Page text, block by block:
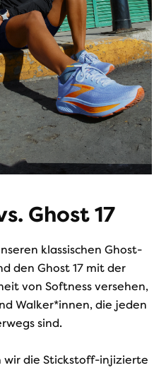
Ghost 17
klassischen Ghost-
den Ghost 17 mit der
von Softness versehen,
Walker*innen, die jeden
sind.
wir die Stickstoff-injizierte